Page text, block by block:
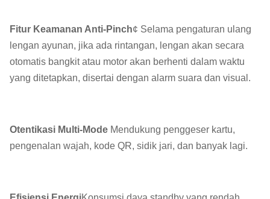
Fitur Keamanan Anti-Pinch¢ Selama pengaturan ulang
lengan ayunan, jika ada rintangan, lengan akan secara
otomatis bangkit atau motor akan berhenti dalam waktu
yang ditetapkan, disertai dengan alarm suara dan visual.
Otentikasi Multi-Mode ️ Mendukung penggeser kartu,
pengenalan wajah, kode QR, sidik jari, dan banyak lagi.